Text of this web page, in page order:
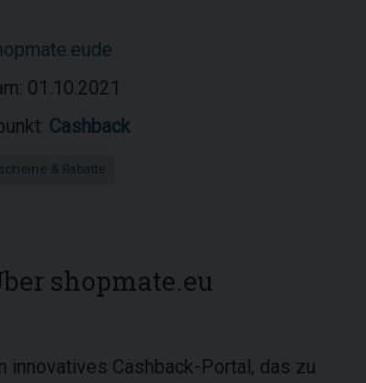
01.10.2021
Cashback
& Rabatte
shopmate.eu
innovatives Cashback-Portal, das zu